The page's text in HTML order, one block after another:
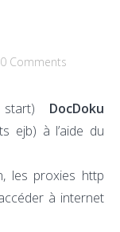
0 Comments
DocDoku
ejb) à l’aide du
les proxies http
à internet